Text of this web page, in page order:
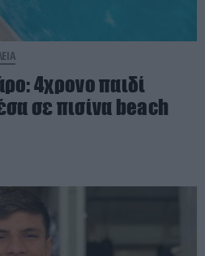
4χρονο παιδί
σε πισίνα beach